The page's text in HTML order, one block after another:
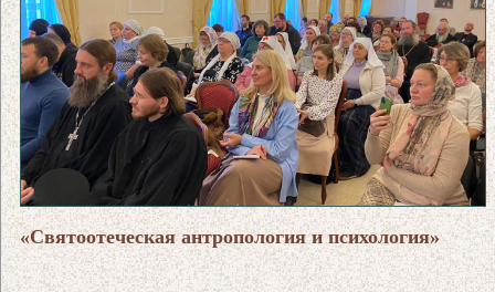
«Святоотеческая антропология и психология»